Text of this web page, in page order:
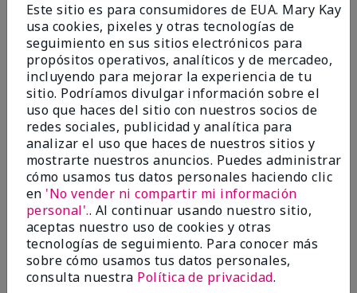
Blending brush
EnviadoHace 1 año
porPam
de Liberty
Comprador verificado
Evaluado en
marykay.com/en-us/
Comentarios sobre Mary Kay® Blending Brush
I love this brush. It is the best brush that I have ever
had.
Mostrar Traducción
Mary Kay products
are giving me my
Este sitio es para consumidores de EUA. Mary Kay
usa cookies, pixeles y otras tecnologías de
seguimiento en sus sitios electrónicos para
propósitos operativos, analíticos y de mercadeo,
incluyendo para mejorar la experiencia de tu
sitio. Podríamos divulgar información sobre el
uso que haces del sitio con nuestros socios de
redes sociales, publicidad y analítica para
analizar el uso que haces de nuestros sitios y
mostrarte nuestros anuncios. Puedes administrar
cómo usamos tus datos personales haciendo clic
en 'No vender ni compartir mi información
personal'.. Al continuar usando nuestro sitio,
aceptas nuestro uso de cookies y otras
tecnologías de seguimiento. Para conocer más
sobre cómo usamos tus datos personales,
consulta nuestra Política de privacidad.